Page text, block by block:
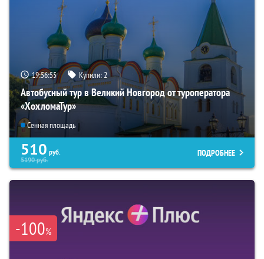
19:56:54 Купили:2
Автобусный тур в Великий Новгород от туроператора
«ХохломаТур»
Сенная площадь
510 руб.
5190руб.
ПОДРОБНЕЕ
-100%